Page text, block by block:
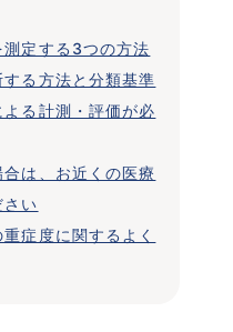
定する3つの方法
る方法と分類基準
る計測・評価が必
は、お近くの医療
い
症度に関するよく